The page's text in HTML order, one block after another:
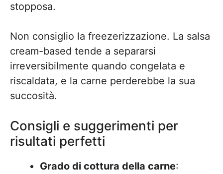
stopposa.
Non consiglio la freezerizzazione. La salsa
cream-based tende a separarsi
irreversibilmente quando congelata e
riscaldata, e la carne perderebbe la sua
succosità.
Consigli e suggerimenti per
risultati perfetti
Grado di cottura della carne: